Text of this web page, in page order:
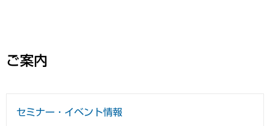
ご案内
セミナー・イベント情報